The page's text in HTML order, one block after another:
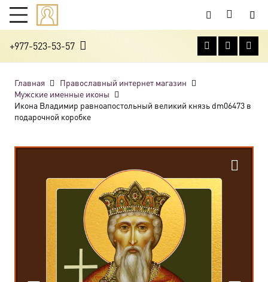
+977-523-53-57
Главная
Православный интернет магазин
Мужские именные иконы
Икона Владимир равноапостольный великий князь dm06473 в
подарочной коробке